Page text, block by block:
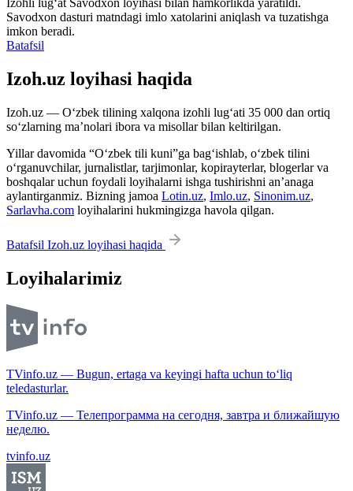
Savodxon dasturi matndagi imlo xatolarini aniqlash va tuzatishga
imkon beradi.
Batafsil
Izoh.uz loyihasi haqida
Izoh.uz — O‘zbek tilining xalqona izohli lug‘ati 35 000 dan ortiq
so‘zlarning ma’nolari ibora va misollar bilan keltirilgan.
Yillar davomida “O‘zbek tili kuni”ga bag‘ishlab, o‘zbek tilini
o‘rganuvchilar, jurnalistlar, tarjimonlar, kopirayterlar, blogerlar va
boshqalar uchun foydali loyihalarni ishga tushirishni an’anaga
aylantirganmiz. Bizning jamoa Lotin.uz, Imlo.uz, Sinonim.uz,
Sarlavha.com loyihalarini hukmingizga havola qilgan.
Batafsil Izoh.uz loyihasi haqida
Loyihalarimiz
TVinfo.uz — Bugun, ertaga va keyingi hafta uchun to‘liq
teledasturlar.
TVinfo.uz — Телепрограмма на сегодня, завтра и ближайшую
неделю.
tvinfo.uz